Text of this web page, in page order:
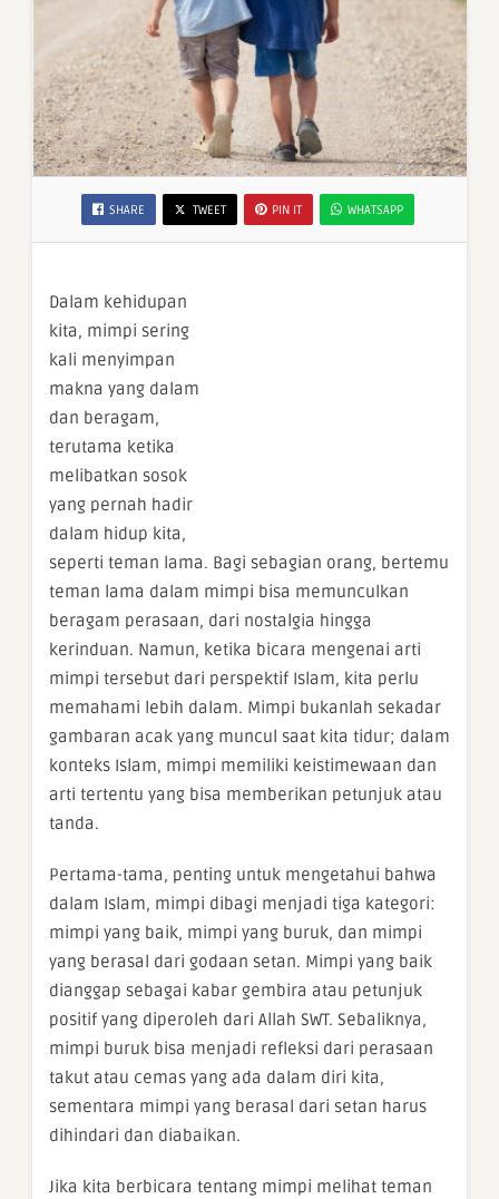
SHARE TWEET PIN IT WHATSAPP
Dalam kehidupan
kita, mimpi sering
kali menyimpan
makna yang dalam
dan beragam,
terutama ketika
melibatkan sosok
yang pernah hadir
dalam hidup kita,
seperti teman lama. Bagi sebagian orang, bertemu
teman lama dalam mimpi bisa memunculkan
beragam perasaan, dari nostalgia hingga
kerinduan. Namun, ketika bicara mengenai arti
mimpi tersebut dari perspektif Islam, kita perlu
memahami lebih dalam. Mimpi bukanlah sekadar
gambaran acak yang muncul saat kita tidur; dalam
konteks Islam, mimpi memiliki keistimewaan dan
arti tertentu yang bisa memberikan petunjuk atau
tanda.
Pertama-tama, penting untuk mengetahui bahwa
dalam Islam, mimpi dibagi menjadi tiga kategori:
mimpi yang baik, mimpi yang buruk, dan mimpi
yang berasal dari godaan setan. Mimpi yang baik
dianggap sebagai kabar gembira atau petunjuk
positif yang diperoleh dari Allah SWT. Sebaliknya,
mimpi buruk bisa menjadi refleksi dari perasaan
takut atau cemas yang ada dalam diri kita,
sementara mimpi yang berasal dari setan harus
dihindari dan diabaikan.
Jika kita berbicara tentang mimpi melihat teman